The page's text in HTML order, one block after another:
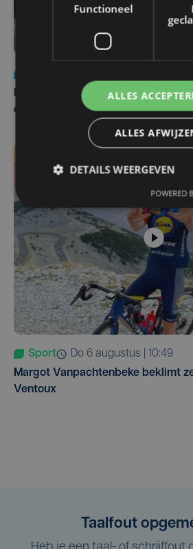
Belgisch Solar Team met West-
eerst in VS
Sport
do 6 augustus | 10:49
Margot Vanpachtenbeke beklimt
Ventoux
Taalfout
Functioneel
ALLES
ALLES
DETAILS WEERGEVEN
POWERED